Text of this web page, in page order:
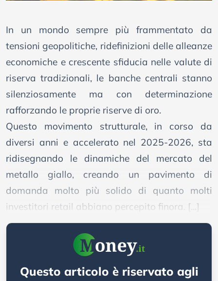
In un mondo sempre più frammentato da
tensioni geopolitiche, ridefinizioni delle alleanze
economiche e crescente sfiducia nelle valute di
riserva tradizionali, le banche centrali stanno
silenziosamente ma con determinazione
rafforzando le proprie riserve di oro.
Questo movimento strutturale, in corso da
diversi anni e accelerato nel 2025-2026, sta
ridisegnando le dinamiche del mercato del
metallo giallo, creando un pavimento di
domanda molto più solido di quanto molti
investitori retail abbiano percepito finora. [...]
Questo articolo è riservato agli